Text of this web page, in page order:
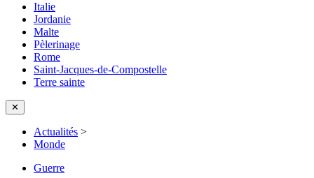
Italie
Jordanie
Malte
Pèlerinage
Rome
Saint-Jacques-de-Compostelle
Terre sainte
✕
Actualités >
Monde
Guerre